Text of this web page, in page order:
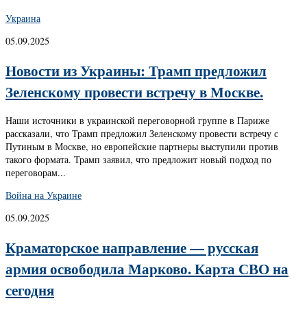
Украина
05.09.2025
Новости из Украины: Трамп предложил
Зеленскому провести встречу в Москве.
Наши источники в украинской переговорной группе в Париже
рассказали, что Трамп предложил Зеленскому провести встречу с
Путиным в Москве, но европейские партнеры выступили против
такого формата. Трамп заявил, что предложит новый подход по
переговорам...
Война на Украине
05.09.2025
Краматорское направление — русская
армия освободила Марково. Карта СВО на
сегодня